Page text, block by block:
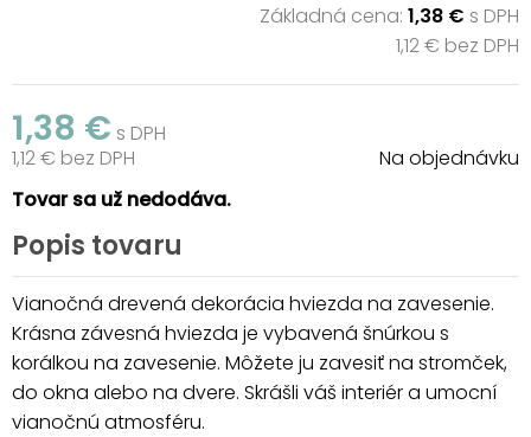
Základná cena: 1,38 € s DPH
1,12 € bez DPH
1,38 € s DPH
1,12 € bez DPH
Na objednávku
Tovar sa už nedodáva.
Popis tovaru
Vianočná drevená dekorácia hviezda na zavesenie.
Krásna závesná hviezda je vybavená šnúrkou s
korálkou na zavesenie. Môžete ju zavesiť na stromček,
do okna alebo na dvere. Skrášli váš interiér a umocní
vianočnú atmosféru.